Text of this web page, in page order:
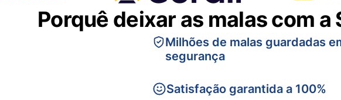
Porquê deixar as malas com a
Milhões de malas guardadas
segurança
Satisfação garantida a 100%